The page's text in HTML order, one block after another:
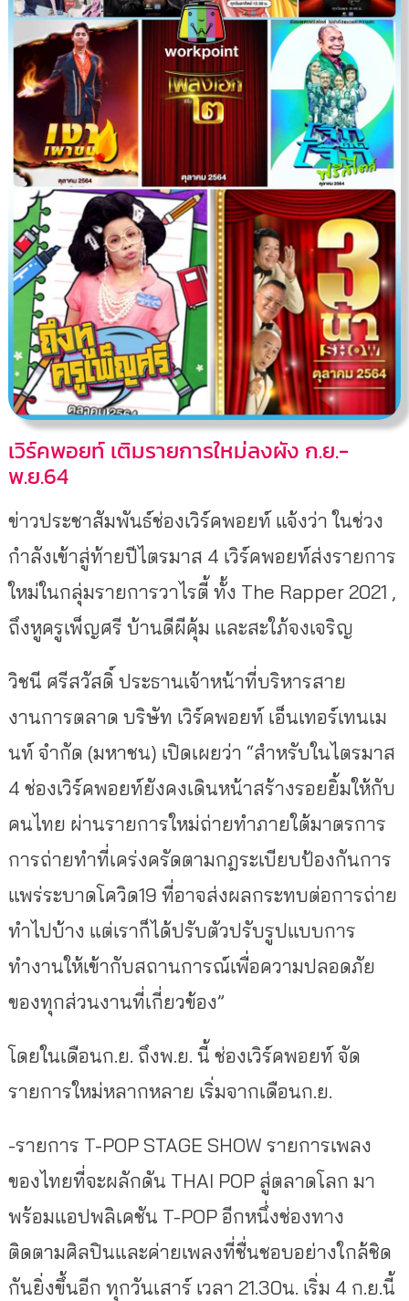
เวิร์คพอยท์ เติมรายการใหม่ลงผัง ก.ย.-
พ.ย.64
ข่าวประชาสัมพันธ์ช่องเวิร์คพอยท์ แจ้งว่า ในช่วง
กำลังเข้าสู่ท้ายปีไตรมาส 4 เวิร์คพอยท์ส่งรายการ
ใหม่ในกลุ่มรายการวาไรตี้ ทั้ง The Rapper 2021 ,
ถึงหูครูเพ็ญศรี บ้านดีผีคุ้ม และสะใภ้จงเจริญ
วิชนี ศรีสวัสดิ์ ประธานเจ้าหน้าที่บริหารสาย
งานการตลาด บริษัท เวิร์คพอยท์ เอ็นเทอร์เทนเม
นท์ จำกัด (มหาชน) เปิดเผยว่า “สำหรับในไตรมาส
4 ช่องเวิร์คพอยท์ยังคงเดินหน้าสร้างรอยยิ้มให้กับ
คนไทย ผ่านรายการใหม่ถ่ายทำภายใต้มาตรการ
การถ่ายทำที่เคร่งครัดตามกฎระเบียบป้องกันการ
แพร่ระบาดโควิด19 ที่อาจส่งผลกระทบต่อการถ่าย
ทำไปบ้าง แต่เราก็ได้ปรับตัวปรับรูปแบบการ
ทำงานให้เข้ากับสถานการณ์เพื่อความปลอดภัย
ของทุกส่วนงานที่เกี่ยวข้อง”
โดยในเดือนก.ย. ถึงพ.ย. นี้ ช่องเวิร์คพอยท์ จัด
รายการใหม่หลากหลาย เริ่มจากเดือนก.ย.
-รายการ T-POP STAGE SHOW รายการเพลง
ของไทยที่จะผลักดัน THAI POP สู่ตลาดโลก มา
พร้อมแอปพลิเคชัน T-POP อีกหนึ่งช่องทาง
ติดตามศิลปินและค่ายเพลงที่ชื่นชอบอย่างใกล้ชิด
กันยิ่งขึ้นอีก ทุกวันเสาร์ เวลา 21.30น. เริ่ม 4 ก.ย.นี้